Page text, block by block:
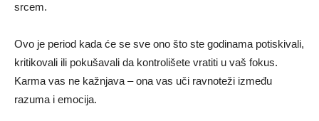
srcem.
Ovo je period kada će se sve ono što ste godinama potiskivali,
kritikovali ili pokušavali da kontrolišete vratiti u vaš fokus.
Karma vas ne kažnjava – ona vas uči ravnoteži između
razuma i emocija.